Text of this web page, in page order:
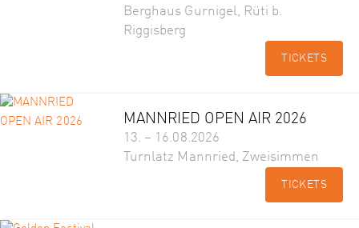
Berghaus Gurnigel, Rüti b.
Riggisberg
TICKETS
MANNRIED OPEN AIR 2026
13. – 16.08.2026
Turnlatz Mannried, Zweisimmen
TICKETS